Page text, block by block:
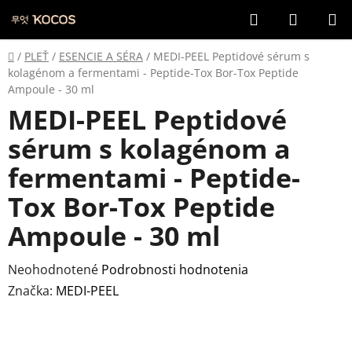
na
obsah
Hľadať
KOŠÍK
Domov
/ PLEŤ / ESENCIE A SÉRA / MEDI-PEEL Peptidové sérum s
kolagénom a fermentami - Peptide-Tox Bor-Tox Peptide
Ampoule - 30 ml
MEDI-PEEL Peptidové
sérum s kolagénom a
fermentami - Peptide-
Tox Bor-Tox Peptide
Ampoule - 30 ml
Priemerné
hodnotenie
Neohodnotené Podrobnosti hodnotenia
Značka: MEDI-PEEL